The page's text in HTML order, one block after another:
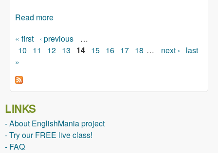
Read more
Pages
« first ‹ previous
…
10
11 12 13 14 15 16 17 18 … next ›
last
»
LINKS
- About EnglishMania project
- Try our FREE live class!
- FAQ